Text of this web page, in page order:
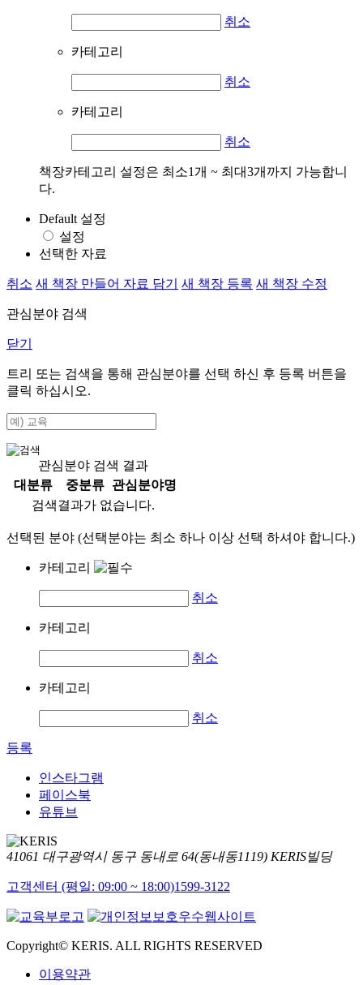
취소
카테고리
취소
카테고리
취소
책장카테고리 설정은 최소1개 ~ 최대3개까지 가능합니
다.
Default 설정
설정
선택한 자료
취소 새 책장 만들어 자료 담기 새 책장 등록 새 책장 수정
관심분야 검색
닫기
트리 또는 검색을 통해 관심분야를 선택 하신 후 등록 버튼을
클릭 하십시오.
관심분야 검색 결과
대분류
중분류
관심분야명
검색결과가 없습니다.
선택된 분야 (선택분야는 최소 하나 이상 선택 하셔야 합니다.)
카테고리
취소
카테고리
취소
카테고리
취소
등록
인스타그램
페이스북
유튜브
41061 대구광역시 동구 동내로 64(동내동1119) KERIS빌딩
고객센터 (평일: 09:00 ~ 18:00)1599-3122
Copyright© KERIS. ALL RIGHTS RESERVED
이용약관